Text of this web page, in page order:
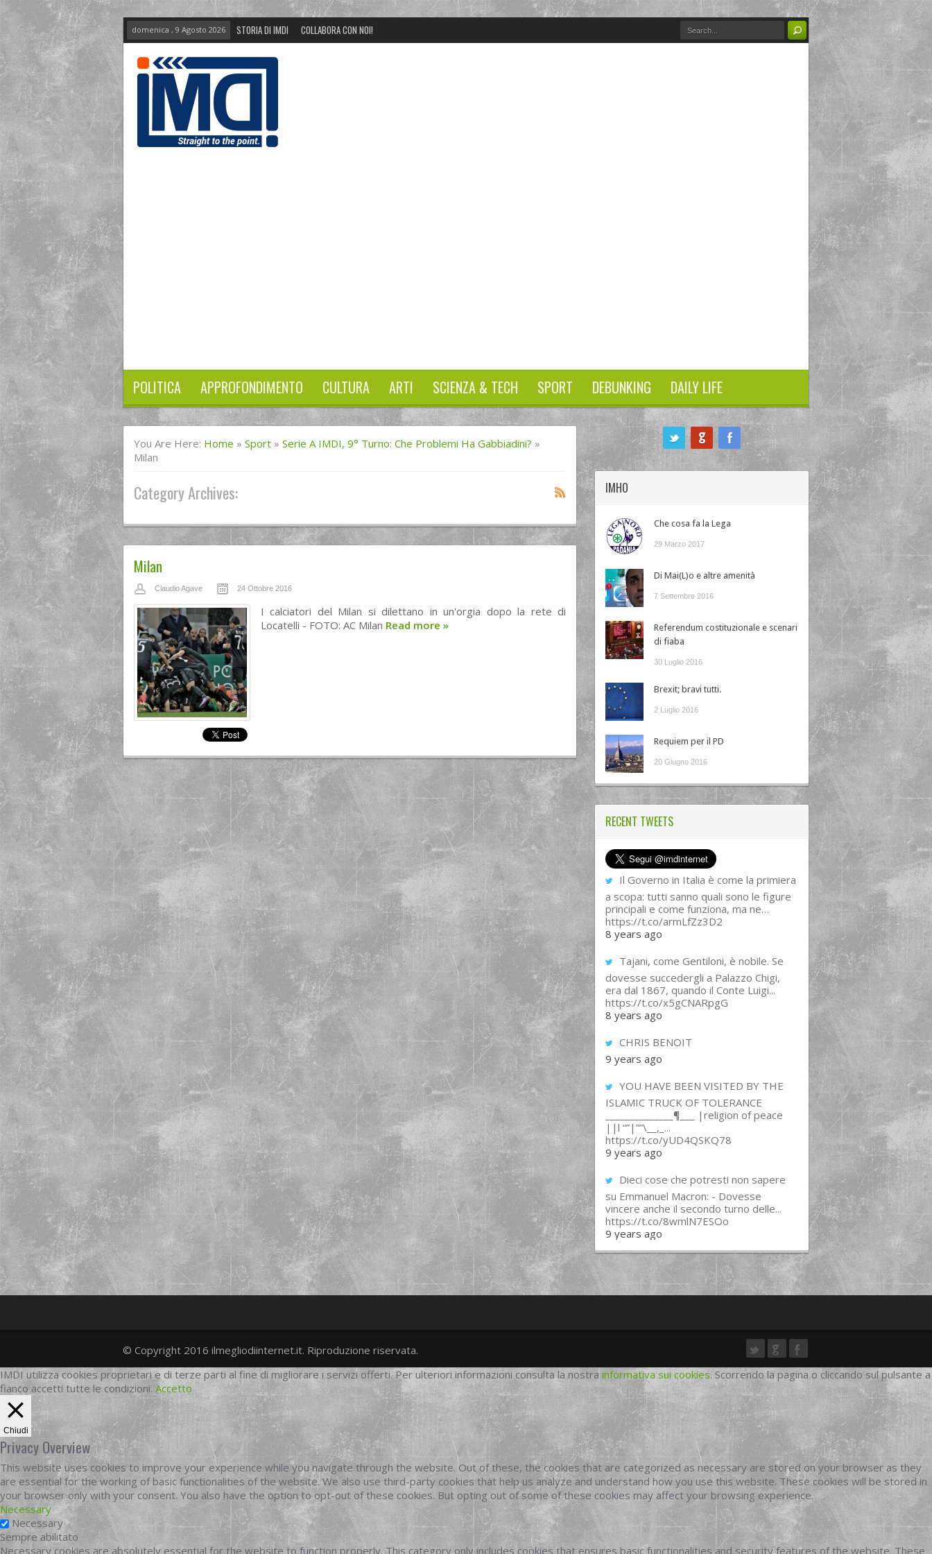
domenica , 9 Agosto 2026 STORIA DI IMDI COLLABORA CON NOI!
POLITICA APPROFONDIMENTO CULTURA ARTI SCIENZA & TECH SPORT DEBUNKING DAILY LIFE
You Are Here: Home » Sport » Serie A IMDI, 9° Turno: Che Problemi Ha Gabbiadini? »
Milan
Category Archives:
Milan
Claudio Agave 24 Ottobre 2016
I calciatori del Milan si dilettano in un'orgia dopo la rete di
Locatelli - FOTO: AC Milan Read more »
IMHO
Che cosa fa la Lega
29 Marzo 2017
Di Mai(L)o e altre amenità
7 Settembre 2016
Referendum costituzionale e scenari
di fiaba
30 Luglio 2016
Brexit; bravi tutti.
2 Luglio 2016
Requiem per il PD
20 Giugno 2016
RECENT TWEETS
Il Governo in Italia è come la primiera
a scopa: tutti sanno quali sono le figure
principali e come funziona, ma ne…
https://t.co/armLfZz3D2
8 years ago
Tajani, come Gentiloni, è nobile. Se
dovesse succedergli a Palazzo Chigi,
era dal 1867, quando il Conte Luigi...
https://t.co/x5gCNARpgG
8 years ago
CHRIS BENOIT
9 years ago
YOU HAVE BEEN VISITED BY THE
ISLAMIC TRUCK OF TOLERANCE
______________¶___ |religion of peace
||l “”|””\__,_...
https://t.co/yUD4QSKQ78
9 years ago
Dieci cose che potresti non sapere
su Emmanuel Macron: - Dovesse
vincere anche il secondo turno delle...
https://t.co/8wmlN7ESOo
9 years ago
twittergoogleplus
facebook
© Copyright 2016 ilmegliodiinternet.it. Riproduzione riservata.
IMDI utilizza cookies proprietari e di terze parti al fine di migliorare i servizi offerti. Per ulteriori informazioni consulta la nostra informativa sui cookies. Scorrendo la pagina o cliccando sul pulsante a
fianco accetti tutte le condizioni. Accetto
Chiudi
Privacy Overview
This website uses cookies to improve your experience while you navigate through the website. Out of these, the cookies that are categorized as necessary are stored on your browser as they
are essential for the working of basic functionalities of the website. We also use third-party cookies that help us analyze and understand how you use this website. These cookies will be stored in
your browser only with your consent. You also have the option to opt-out of these cookies. But opting out of some of these cookies may affect your browsing experience.
Necessary
Necessary
Sempre abilitato
Necessary cookies are absolutely essential for the website to function properly. This category only includes cookies that ensures basic functionalities and security features of the website. These